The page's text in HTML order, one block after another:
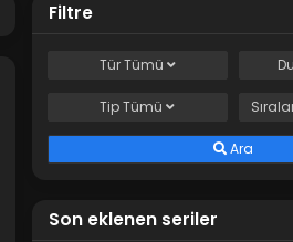
Filtre
TürTümü
TipTümü
Ara
Son eklenen seriler